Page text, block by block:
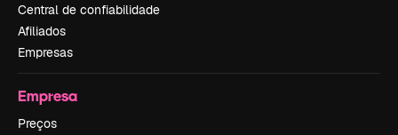
Central de confiabilidade
Afiliados
Empresas
Empresa
Preços